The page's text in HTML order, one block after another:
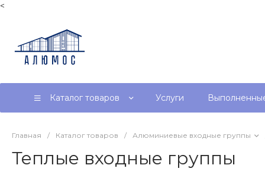
<
Каталог товаров Услуги
Главная / Каталог товаров / Алюминиевые входные группы
Теплые входные группы